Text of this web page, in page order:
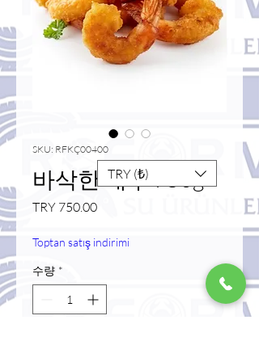
SKU: RFKÇ00400
바삭한 새우 750g
TRY 750.00가
Toptan satış indirimi
수량 *
TRY (₺)